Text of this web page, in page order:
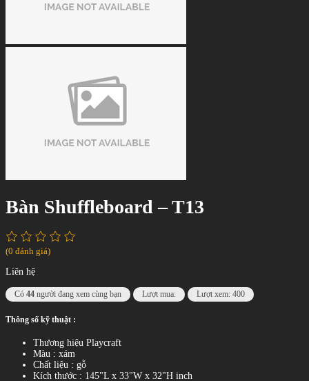
Bàn Shuffleboard – T13
(0 đánh giá)
Liên hệ
Có 44 người đang xem cùng bạn Lượt mua: Lượt xem: 400
Thông số kỹ thuật :
Thương hiệu Playcraft
Màu : xám
Chất liệu : gỗ
Kích thước : 145"L x 33"W x 32"H inch